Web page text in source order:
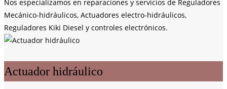
Nos especializamos en reparaciones y servicios de Reguladores
Mecánico-hidráulicos, Actuadores electro-hidráulicos,
Reguladores Kiki Diesel y controles electrónicos.
Actuador hidráulico